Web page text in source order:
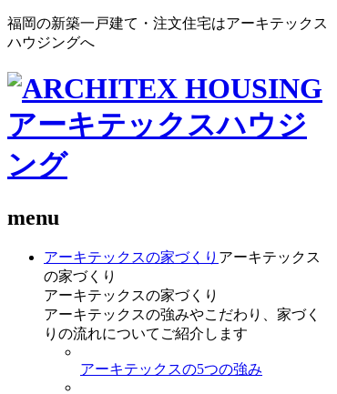
福岡の新築一戸建て・注文住宅はアーキテックス
ハウジングへ
menu
アーキテックスの家づくり アーキテックス
の家づくり
アーキテックスの家づくり
アーキテックスの強みやこだわり、家づく
りの流れについてご紹介します
アーキテックスの5つの強み